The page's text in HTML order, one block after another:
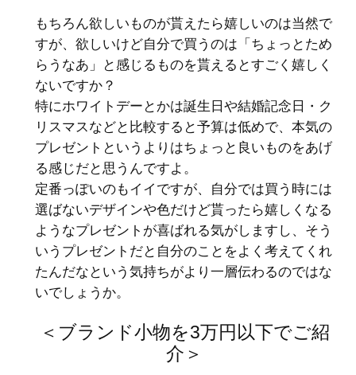
もちろん欲しいものが貰えたら嬉しいのは当然で
すが、欲しいけど自分で買うのは「ちょっとため
らうなあ」と感じるものを貰えるとすごく嬉しく
ないですか？
特にホワイトデーとかは誕生日や結婚記念日・ク
リスマスなどと比較すると予算は低めで、本気の
プレゼントというよりはちょっと良いものをあげ
る感じだと思うんですよ。
定番っぽいのもイイですが、自分では買う時には
選ばないデザインや色だけど貰ったら嬉しくなる
ようなプレゼントが喜ばれる気がしますし、そう
いうプレゼントだと自分のことをよく考えてくれ
たんだなという気持ちがより一層伝わるのではな
いでしょうか。
＜ブランド小物を3万円以下でご紹
介＞